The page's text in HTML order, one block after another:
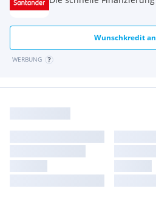
Wunschkredit
WERBUNG